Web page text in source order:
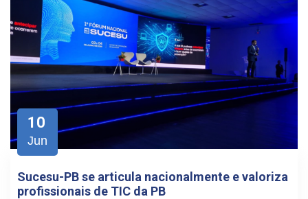
10
Jun
Sucesu-PB se articula nacionalmente e valoriza
profissionais de TIC da PB